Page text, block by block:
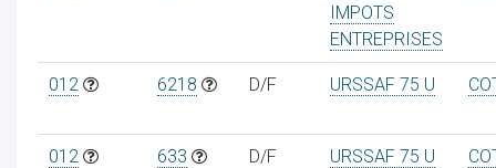
IMPOTS
ENTREPRISES
012 6218 D/F URSSAF 75 U
012 633 D/F URSSAF 75 U